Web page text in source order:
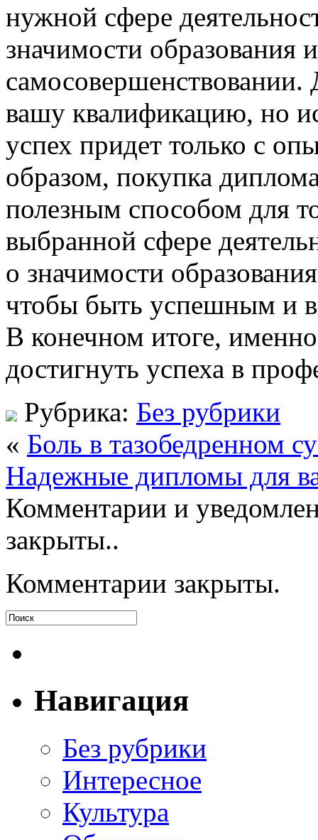
нужной сфере
значимости образования
самосовершенствовании.
вашу квалификацию, но
успех придет только с
образом, покупка
полезным способом для
выбранной сфере
о значимости
чтобы быть успешным и
В конечном итоге,
достигнуть успеха в
Рубрика: Без рубрики
« Боль в тазобедренном
Надежные дипломы для
Комментарии и
закрыты..
Комментарии закрыты.
Навигация
Без рубрики
Интересное
Культура